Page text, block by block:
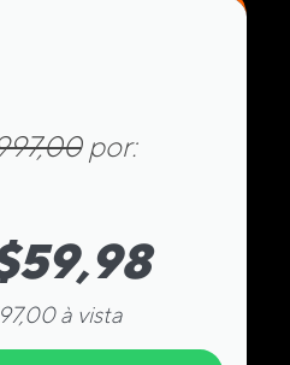
por:
à vista